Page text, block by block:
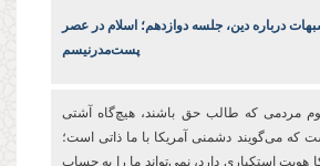
درباره دین،‌ جلسه دوازدهم؛ اسلام در عصر
پست‌مدرنیسم
مردمی که طالب حق باشند، هیچ‌گاه آشتی
که می‌گویند دشمنی آمریکا با ما ذاتی است؛
هویت استکباری دارد، نمی‌تواند ما را به حساب